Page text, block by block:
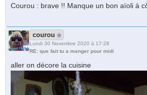
Courou : brave !! Manque un bon aïoli à
courou
Lundi 30 Novembre 2020 à 17:28
RE: que fait tu a manger pour midi
aller on décore la cuisine